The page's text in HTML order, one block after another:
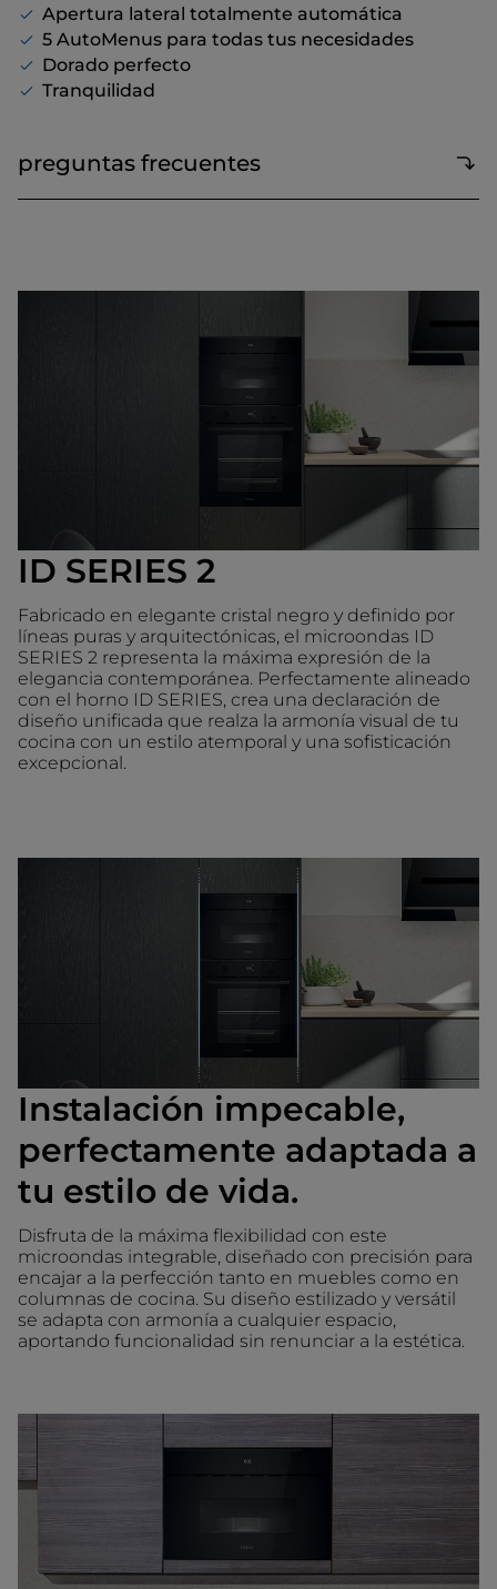
Apertura lateral totalmente automática
5 AutoMenus para todas tus necesidades
Dorado perfecto
Tranquilidad
preguntas frecuentes
ID SERIES 2
Fabricado en elegante cristal negro y definido por
líneas puras y arquitectónicas, el microondas ID
SERIES 2 representa la máxima expresión de la
elegancia contemporánea. Perfectamente alineado
con el horno ID SERIES, crea una declaración de
diseño unificada que realza la armonía visual de tu
cocina con un estilo atemporal y una sofisticación
excepcional.
Instalación impecable,
perfectamente adaptada a
tu estilo de vida.
Disfruta de la máxima flexibilidad con este
microondas integrable, diseñado con precisión para
encajar a la perfección tanto en muebles como en
columnas de cocina. Su diseño estilizado y versátil
se adapta con armonía a cualquier espacio,
aportando funcionalidad sin renunciar a la estética.